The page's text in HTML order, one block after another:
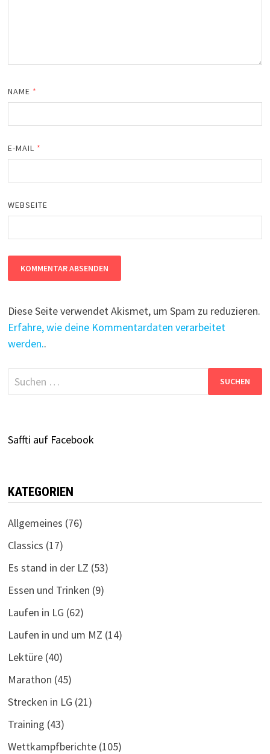
NAME *
E-MAIL *
WEBSEITE
Diese Seite verwendet Akismet, um Spam zu reduzieren.
Erfahre, wie deine Kommentardaten verarbeitet
werden..
Suchen
nach:
Saffti auf Facebook
KATEGORIEN
Allgemeines (76)
Classics (17)
Es stand in der LZ (53)
Essen und Trinken (9)
Laufen in LG (62)
Laufen in und um MZ (14)
Lektüre(40)
Marathon (45)
Strecken in LG (21)
Training (43)
Wettkampfberichte(105)